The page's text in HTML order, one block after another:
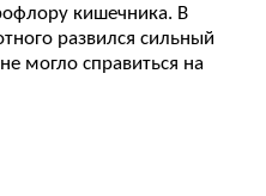
кишечника. В
развился сильный
могло справиться на